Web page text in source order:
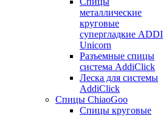
металлические
круговые
супергладкие ADDI
Unicorn
Разъемные спицы
система AddiClick
Леска для системы
AddiClick
Спицы ChiaoGoo
Спицы круговые